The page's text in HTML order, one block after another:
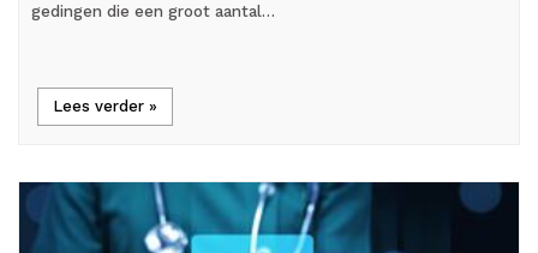
gedingen die een groot aantal…
Lees verder »